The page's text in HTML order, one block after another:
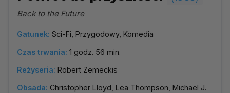
Back to the Future
Gatunek: Sci-Fi, Przygodowy, Komedia
Czas trwania: 1 godz. 56 min.
Reżyseria: Robert Zemeckis
Obsada: Christopher Lloyd, Lea Thompson, Michael J.